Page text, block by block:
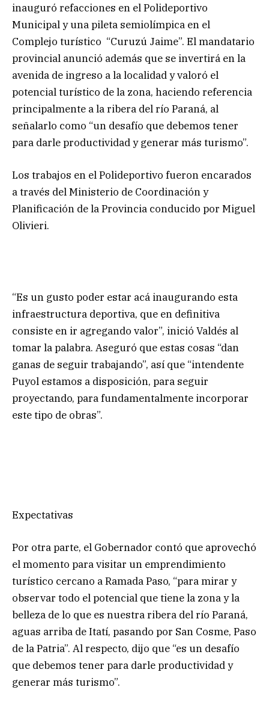
inauguró refacciones en el Polideportivo
Municipal y una pileta semiolímpica en el
Complejo turístico “Curuzú Jaime”. El mandatario
provincial anunció además que se invertirá en la
avenida de ingreso a la localidad y valoró el
potencial turístico de la zona, haciendo referencia
principalmente a la ribera del río Paraná, al
señalarlo como “un desafío que debemos tener
para darle productividad y generar más turismo”.
Los trabajos en el Polideportivo fueron encarados
a través del Ministerio de Coordinación y
Planificación de la Provincia conducido por Miguel
Olivieri.
“Es un gusto poder estar acá inaugurando esta
infraestructura deportiva, que en definitiva
consiste en ir agregando valor”, inició Valdés al
tomar la palabra. Aseguró que estas cosas “dan
ganas de seguir trabajando”, así que “intendente
Puyol estamos a disposición, para seguir
proyectando, para fundamentalmente incorporar
este tipo de obras”.
Expectativas
Por otra parte, el Gobernador contó que aprovechó
el momento para visitar un emprendimiento
turístico cercano a Ramada Paso, “para mirar y
observar todo el potencial que tiene la zona y la
belleza de lo que es nuestra ribera del río Paraná,
aguas arriba de Itatí, pasando por San Cosme, Paso
de la Patria”. Al respecto, dijo que “es un desafío
que debemos tener para darle productividad y
generar más turismo”.